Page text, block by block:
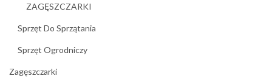
ZAGĘSZCZARKI
Sprzęt Do Sprzątania
Sprzęt Ogrodniczy
Zagęszczarki